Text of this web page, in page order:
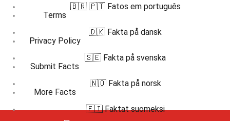
Terms
Privacy Policy
Submit Facts
More Facts
🇧🇷 🇵🇹 Fatos em português
🇩🇰 Fakta på dansk
🇸🇪 Fakta på svenska
🇳🇴 Fakta på norsk
🇫🇮 Faktat suomeksi